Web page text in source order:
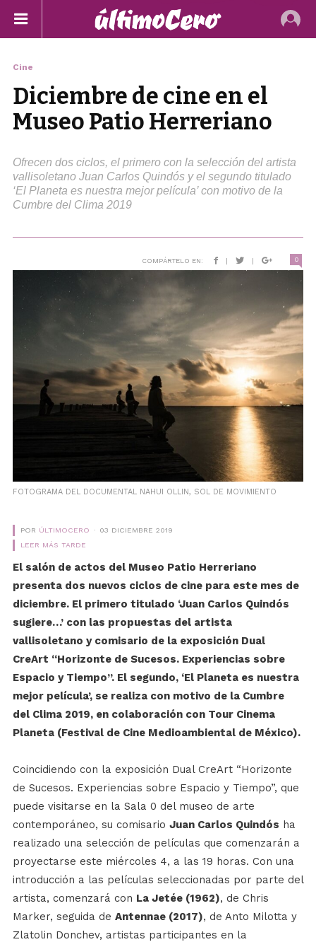
Cine
Diciembre de cine en el
Museo Patio Herreriano
Ofrecen dos ciclos, el primero con la selección del artista
vallisoletano Juan Carlos Quindós y el segundo titulado
‘El Planeta es nuestra mejor película’ con motivo de la
Cumbre del Clima 2019
COMPÁRTELO EN: | | 0
FOTOGRAMA DEL DOCUMENTAL NAHUI OLLIN, SOL DE MOVIMIENTO
POR ÚLTIMOCERO
03 DICIEMBRE 2019
LEER MÁS TARDE
El salón de actos del Museo Patio Herreriano
presenta dos nuevos ciclos de cine para este mes de
diciembre. El primero titulado ‘Juan Carlos Quindós
sugiere…’ con las propuestas del artista
vallisoletano y comisario de la exposición Dual
CreArt “Horizonte de Sucesos. Experiencias sobre
Espacio y Tiempo”. El segundo, ‘El Planeta es nuestra
mejor película’, se realiza con motivo de la Cumbre
del Clima 2019, en colaboración con Tour Cinema
Planeta (Festival de Cine Medioambiental de México).
Coincidiendo con la exposición Dual CreArt “Horizonte
de Sucesos. Experiencias sobre Espacio y Tiempo”, que
puede visitarse en la Sala 0 del museo de arte
contemporáneo, su comisario Juan Carlos Quindós ha
realizado una selección de películas que comenzarán a
proyectarse este miércoles 4, a las 19 horas. Con una
introducción a las películas seleccionadas por parte del
artista, comenzará con La Jetée (1962), de Chris
Marker, seguida de Antennae (2017), de Anto Milotta y
Zlatolin Donchev, artistas participantes en la